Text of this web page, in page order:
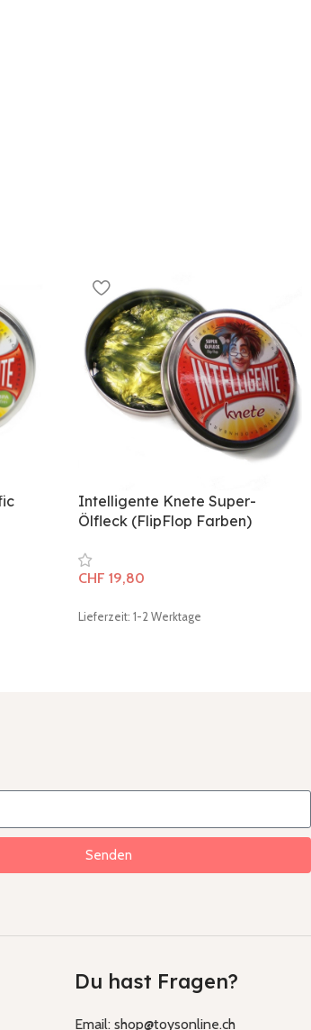
Intelligente Knete Super-
Ölfleck (FlipFlop Farben)
CHF 19,80
Lieferzeit: 1-2 Werktage
Senden
Du hast Fragen?
Email: shop@toysonline.ch